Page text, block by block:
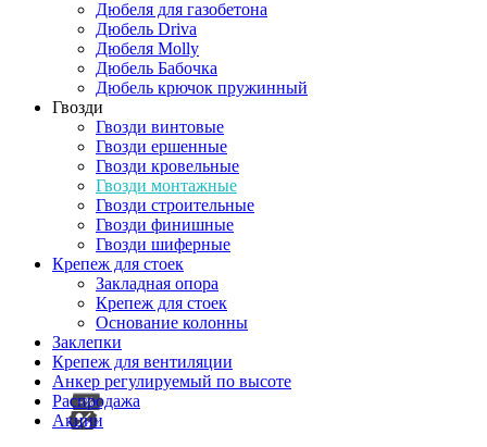
Дюбеля для газобетона
Дюбель Driva
Дюбеля Molly
Дюбель Бабочка
Дюбель крючок пружинный
Гвозди
Гвозди винтовые
Гвозди ершенные
Гвозди кровельные
Гвозди монтажные
Гвозди строительные
Гвозди финишные
Гвозди шиферные
Крепеж для стоек
Закладная опора
Крепеж для стоек
Основание колонны
Заклепки
Крепеж для вентиляции
Анкер регулируемый по высоте
Распродажа
Акции